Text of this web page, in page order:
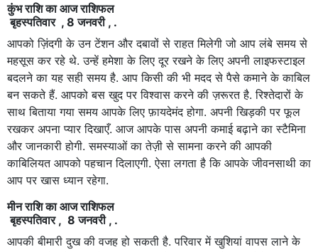
कुंभ राशि का आज राशिफल
बृहस्पतिवार , 8 जनवरी , .
आपको ज़िंदगी के उन टेंशन और दबावों से राहत मिलेगी जो आप लंबे समय से
महसूस कर रहे थे. उन्हें हमेशा के लिए दूर रखने के लिए अपनी लाइफस्टाइल
बदलने का यह सही समय है. आप किसी की भी मदद से पैसे कमाने के काबिल
बन सकते हैं. आपको बस खुद पर विश्वास करने की ज़रूरत है. रिश्तेदारों के
साथ बिताया गया समय आपके लिए फ़ायदेमंद होगा. अपनी खिड़की पर फूल
रखकर अपना प्यार दिखाएँ. आज आपके पास अपनी कमाई बढ़ाने का स्टैमिना
और जानकारी होगी. समस्याओं का तेज़ी से सामना करने की आपकी
काबिलियत आपको पहचान दिलाएगी. ऐसा लगता है कि आपके जीवनसाथी का
आप पर खास ध्यान रहेगा.
मीन राशि का आज राशिफल
बृहस्पतिवार , 8 जनवरी , .
आपकी बीमारी दुख की वजह हो सकती है. परिवार में खुशियां वापस लाने के